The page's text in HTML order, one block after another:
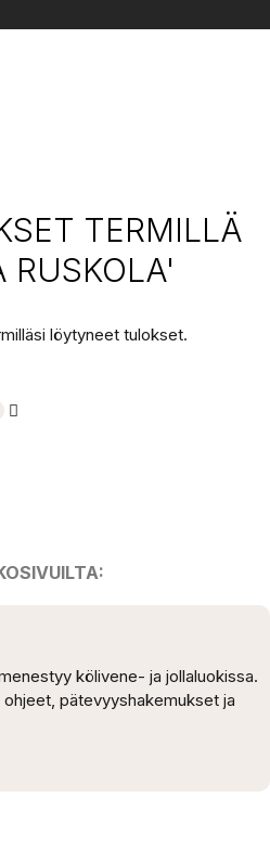
TERMILLÄ
RUSKOLA'
löytyneet tulokset.
kölivene- ja jollaluokissa.
pätevyyshakemukset ja